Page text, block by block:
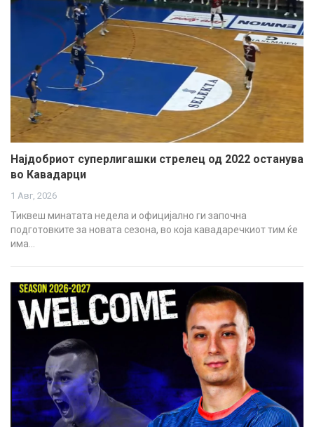
Најдобриот суперлигашки стрелец од 2022 останува
во Кавадарци
1 Авг, 2026
Тиквеш минатата недела и официјално ги започна
подготовките за новата сезона, во која кавадаречкиот тим ќе
има…